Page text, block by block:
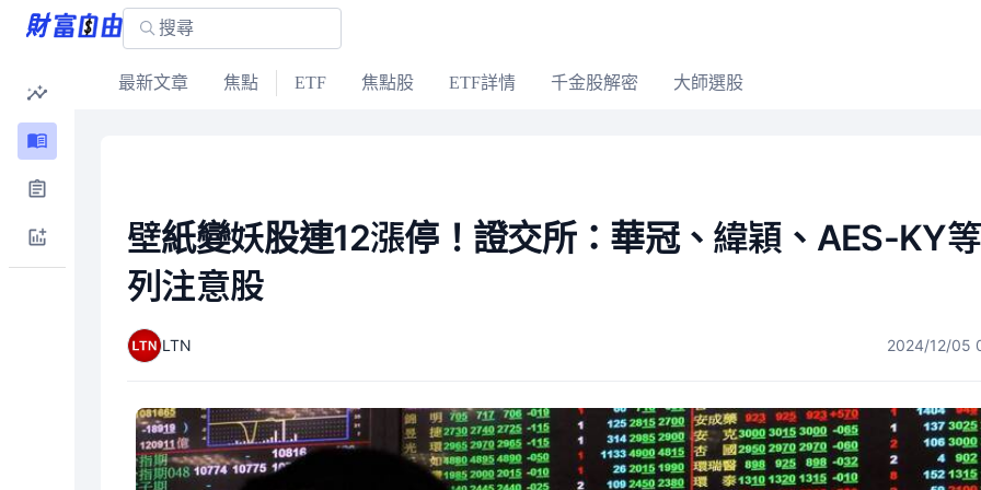
最新文章 焦點 ETF 焦點股 ETF詳情 千金股解密 大師選股
壁紙變妖股連12漲停！證交所：華冠、緯穎、AES-KY
列注意股
LTN 2024/12/05